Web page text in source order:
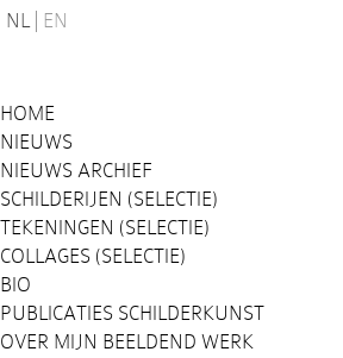
NL EN
HOME
NIEUWS
NIEUWS ARCHIEF
SCHILDERIJEN (SELECTIE)
TEKENINGEN (SELECTIE)
COLLAGES (SELECTIE)
BIO
PUBLICATIES SCHILDERKUNST
OVER MIJN BEELDEND WERK